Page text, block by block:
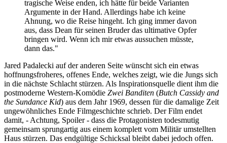
tragische Weise enden, ich hätte für beide Varianten
Argumente in der Hand. Allerdings habe ich keine
Ahnung, wo die Reise hingeht. Ich ging immer davon
aus, dass Dean für seinen Bruder das ultimative Opfer
bringen wird. Wenn ich mir etwas aussuchen müsste,
dann das."
Jared Padalecki auf der anderen Seite wünscht sich ein etwas
hoffnungsfroheres, offenes Ende, welches zeigt, wie die Jungs sich
in die nächste Schlacht stürzen. Als Inspirationsquelle dient ihm die
postmoderne Western-Komödie Zwei Banditen (Butch Cassidy and
the Sundance Kid) aus dem Jahr 1969, dessen für die damalige Zeit
ungewöhnliches Ende Filmgeschichte schrieb. Der Film endet
damit, - Achtung, Spoiler - dass die Protagonisten todesmutig
gemeinsam sprungartig aus einem komplett vom Militär umstellten
Haus stürzen. Das endgültige Schicksal bleibt dabei jedoch offen.